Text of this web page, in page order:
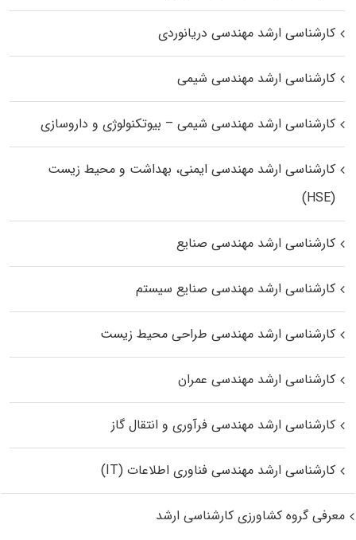
کارشناسی ارشد مهندسی دریانوردی
کارشناسی ارشد مهندسی شیمی
کارشناسی ارشد مهندسی شیمی – بیوتکنولوژی و داروسازی
کارشناسی ارشد مهندسی ایمنی، بهداشت و محیط زیست
(HSE)
کارشناسی ارشد مهندسی صنایع
کارشناسی ارشد مهندسی صنایع سیستم
کارشناسی ارشد مهندسی طراحی محیط زیست
کارشناسی ارشد مهندسی عمران
کارشناسی ارشد مهندسی فرآوری و انتقال گاز
کارشناسی ارشد مهندسی فناوری اطلاعات (IT)
معرفی گروه کشاورزی کارشناسی ارشد